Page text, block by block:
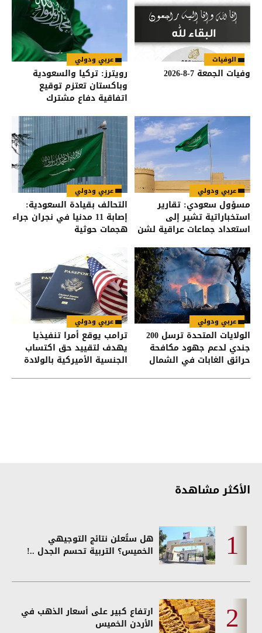
الوفيات
وفيات الجمعة 7-8-2026
عربي ودولي
رويترز: تركيا والسعودية
وباكستان تعتزم توقيع
اتفاقية دفاع مشترك
عربي ودولي
مسؤول سعودي: تقارير
استخباراتية تشير إلى
استعداد جماعات عراقية لشن
عربي ودولي
التحالف بقيادة السعودية:
إصابة 11 مدنيا في نجران جراء
هجمات حوثية
عربي ودولي
الولايات المتحدة ترسل 200
جندي لدعم جهود مكافحة
حرائق الغابات في الشمال
عربي ودولي
ترامب يوقع أمرا تنفيذيا
يهدف لتقييد حق اكتساب
الجنسية الأميركية بالولادة
الأكثر مشاهدة
هل ستُعلن نتائج التوجيهي
الخميس؟ التربية تحسم الجدل ..!
ارتفاع كبير على أسعار الذهب في
الأردن الخميس